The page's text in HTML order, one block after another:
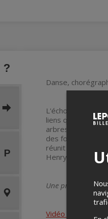
Danse,
L'écho des
liens qui unissent
arbres,
des formes
réunit les
Henry Garf
Une production de
Vidéo teaser